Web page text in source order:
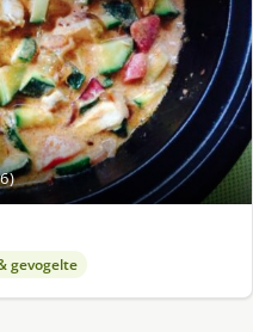
gevogelte